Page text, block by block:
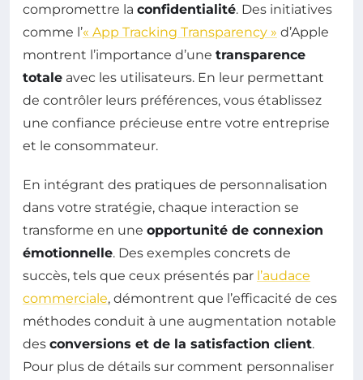
compromettre la confidentialité. Des initiatives
comme l’« App Tracking Transparency » d’Apple
montrent l’importance d’une transparence
totale avec les utilisateurs. En leur permettant
de contrôler leurs préférences, vous établissez
une confiance précieuse entre votre entreprise
et le consommateur.
En intégrant des pratiques de personnalisation
dans votre stratégie, chaque interaction se
transforme en une opportunité de connexion
émotionnelle. Des exemples concrets de
succès, tels que ceux présentés par l’audace
commerciale, démontrent que l’efficacité de ces
méthodes conduit à une augmentation notable
des conversions et de la satisfaction client.
Pour plus de détails sur comment personnaliser